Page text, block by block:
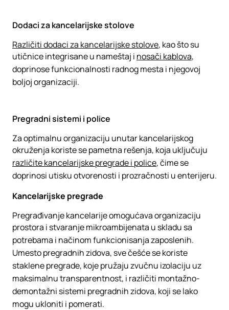
Dodaci za kancelarijske stolove
Različiti dodaci za kancelarijske stolove, kao što su
utičnice integrisane u nameštaj i nosači kablova,
doprinose funkcionalnosti radnog mesta i njegovoj
boljoj organizaciji.
Pregradni sistemi i police
Za optimalnu organizaciju unutar kancelarijskog
okruženja koriste se pametna rešenja, koja uključuju
različite kancelarijske pregrade i police, čime se
doprinosi utisku otvorenosti i prozračnosti u enterijeru.
Kancelarijske pregrade
Pregrađivanje kancelarije omogućava organizaciju
prostora i stvaranje mikroambijenata u skladu sa
potrebama i načinom funkcionisanja zaposlenih.
Umesto pregradnih zidova, sve češće se koriste
staklene pregrade, koje pružaju zvučnu izolaciju uz
maksimalnu transparentnost, i različiti montažno-
demontažni sistemi pregradnih zidova, koji se lako
mogu ukloniti i pomerati.